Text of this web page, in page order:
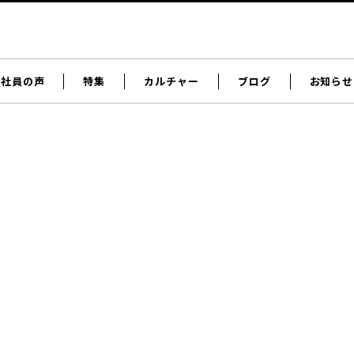
社員の声 特集 カルチャー ブログ お知らせ